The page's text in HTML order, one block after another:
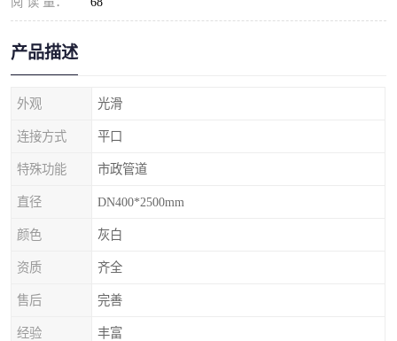
产品描述
外观 光滑
连接方式 平口
特殊功能 市政管道
直径 DN400*2500mm
颜色 灰白
资质 齐全
售后 完善
经验 丰富